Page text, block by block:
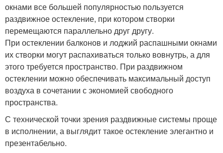
окнами все большей популярностью пользуется
раздвижное остекление, при котором створки
перемещаются параллельно друг другу.
При остеклении балконов и лоджий распашными окнами
их створки могут распахиваться только вовнутрь, а для
этого требуется пространство. При раздвижном
остеклении можно обеспечивать максимальный доступ
воздуха в сочетании с экономией свободного
пространства.
С технической точки зрения раздвижные системы проще
в исполнении, а выглядит такое остекление элегантно и
презентабельно.